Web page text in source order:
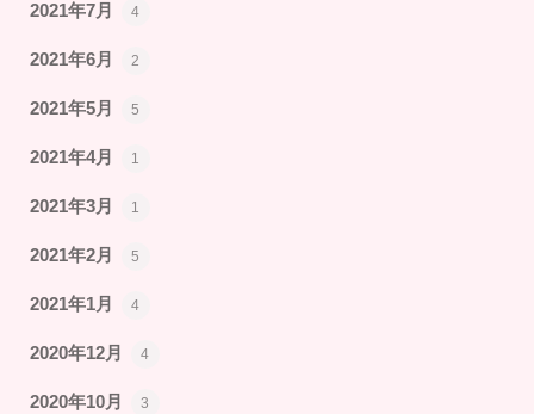
2021年7月 4
2021年6月 2
2021年5月 5
2021年4月 1
2021年3月 1
2021年2月 5
2021年1月 4
2020年12月 4
2020年10月 3